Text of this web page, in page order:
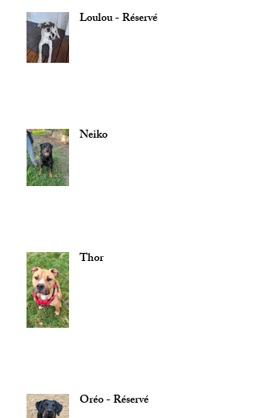
Loulou - Réservé
Neiko
Thor
Oréo - Réservé